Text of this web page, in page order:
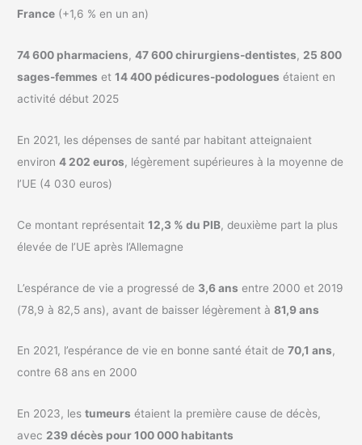
France (+1,6 % en un an)
74 600 pharmaciens,47 600 chirurgiens-dentistes, 25 800
sages-femmes et14 400 pédicures-podologues étaient en
activité début 2025
En 2021, les dépenses de santé par habitant atteignaient
environ4 202 euros, légèrement supérieures à la moyenne de
l’UE (4 030 euros)
Ce montant représentait12,3 % du PIB, deuxième part la plus
élevée de l’UE après l’Allemagne
L’espérance de vie a progressé de 3,6 ans entre 2000 et 2019
(78,9 à 82,5 ans), avant de baisser légèrement à81,9 ans
En 2021, l’espérance de vie en bonne santé était de70,1 ans,
contre 68 ans en 2000
En 2023, lestumeurs étaient la première cause de décès,
avec 239 décès pour 100 000 habitants